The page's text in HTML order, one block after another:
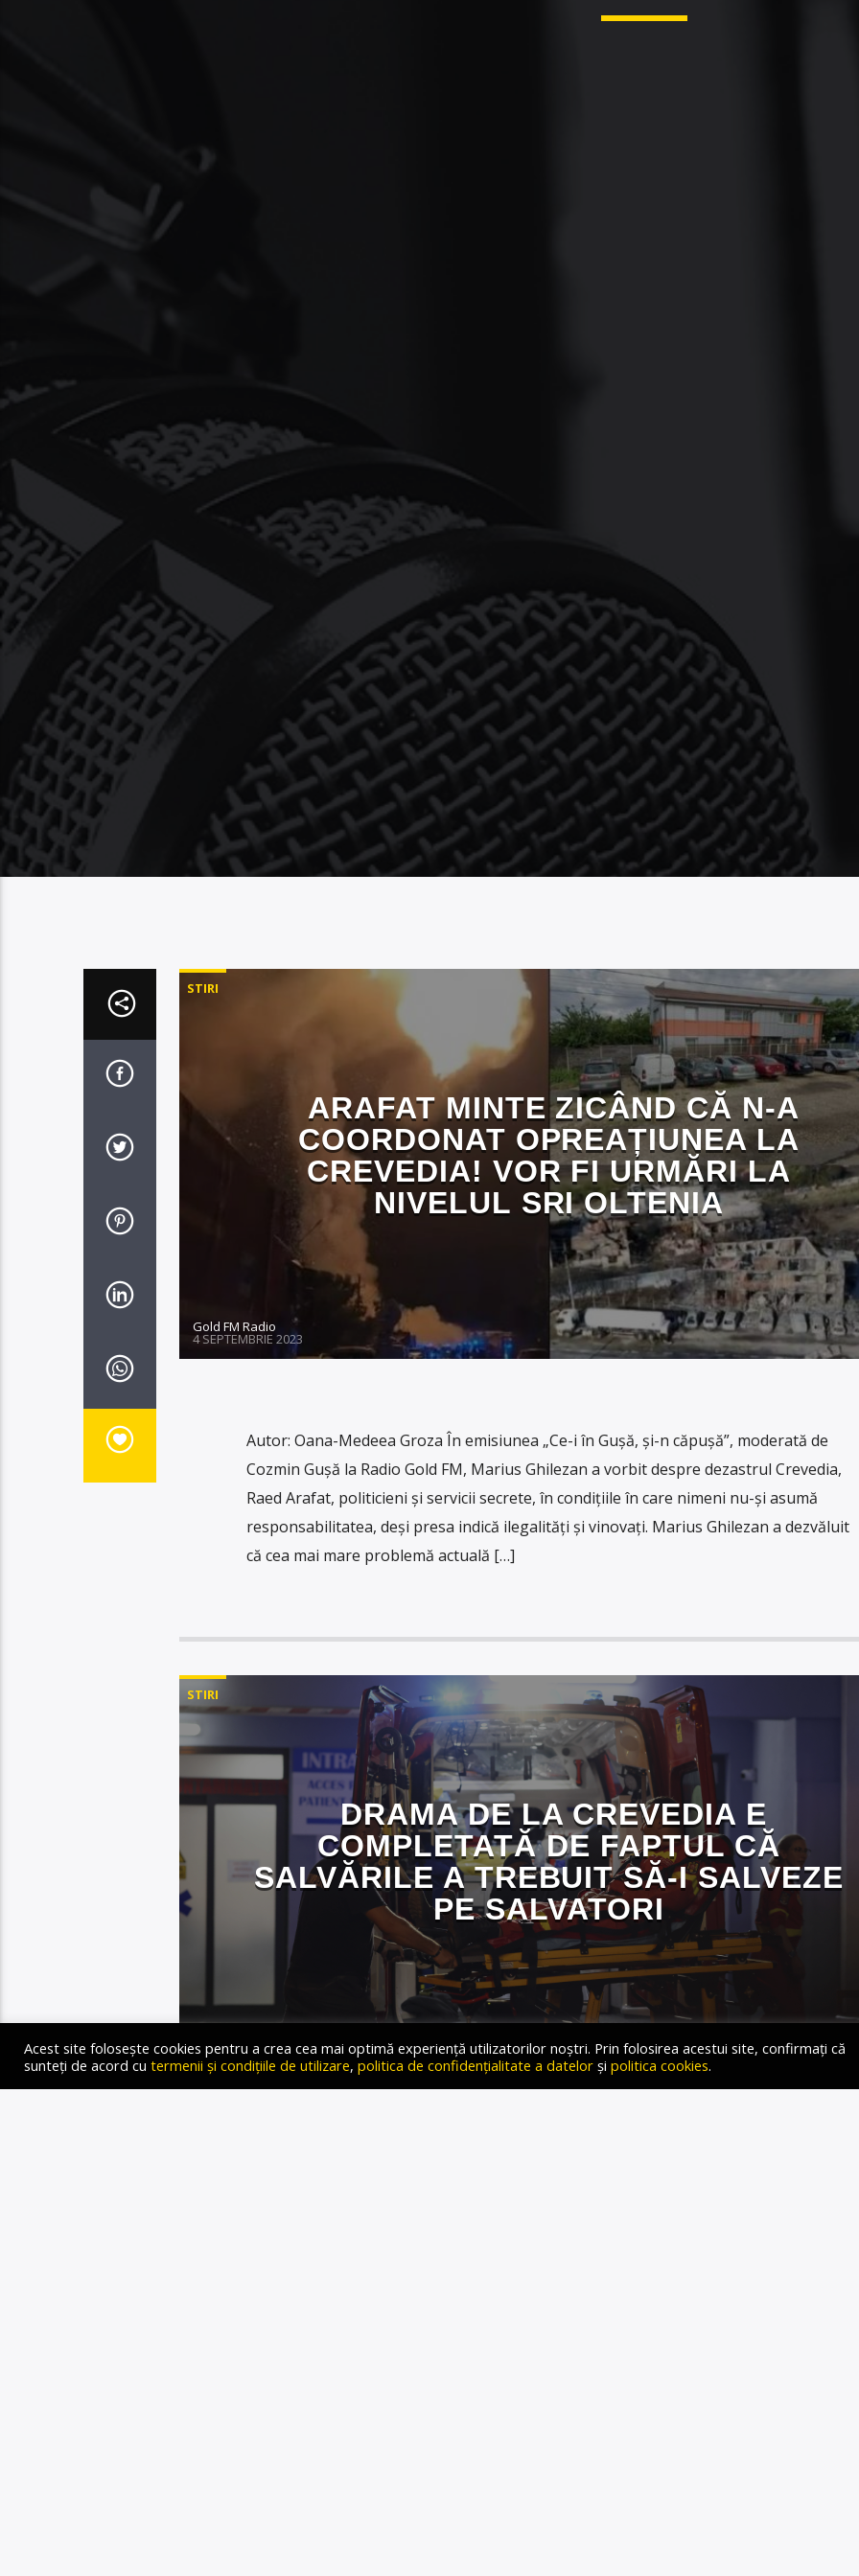
STIRI
ARAFAT MINTE ZICÂND CĂ N-A
COORDONAT OPREAȚIUNEA LA
CREVEDIA! VOR FI URMĂRI LA
NIVELUL SRI OLTENIA
Gold FM Radio
4 SEPTEMBRIE 2023
Autor: Oana-Medeea Groza În emisiunea „Ce-i în Gușă, și-n căpușă”, moderată de
Cozmin Gușă la Radio Gold FM, Marius Ghilezan a vorbit despre dezastrul Crevedia,
Raed Arafat, politicieni și servicii secrete, în condițiile în care nimeni nu-și asumă
responsabilitatea, deși presa indică ilegalități și vinovați. Marius Ghilezan a dezvăluit
că cea mai mare problemă actuală […]
STIRI
DRAMA DE LA CREVEDIA E
COMPLETATĂ DE FAPTUL CĂ
SALVĂRILE A TREBUIT SĂ-I SALVEZE
PE SALVATORI
28 AUGUST 2023
Acest site folosește cookies pentru a crea cea mai optimă experiență utilizatorilor noștri. Prin folosirea acestui site, confirmați că
sunteți de acord cu termenii și condițiile de utilizare, politica de confidențialitate a datelor și politica cookies.